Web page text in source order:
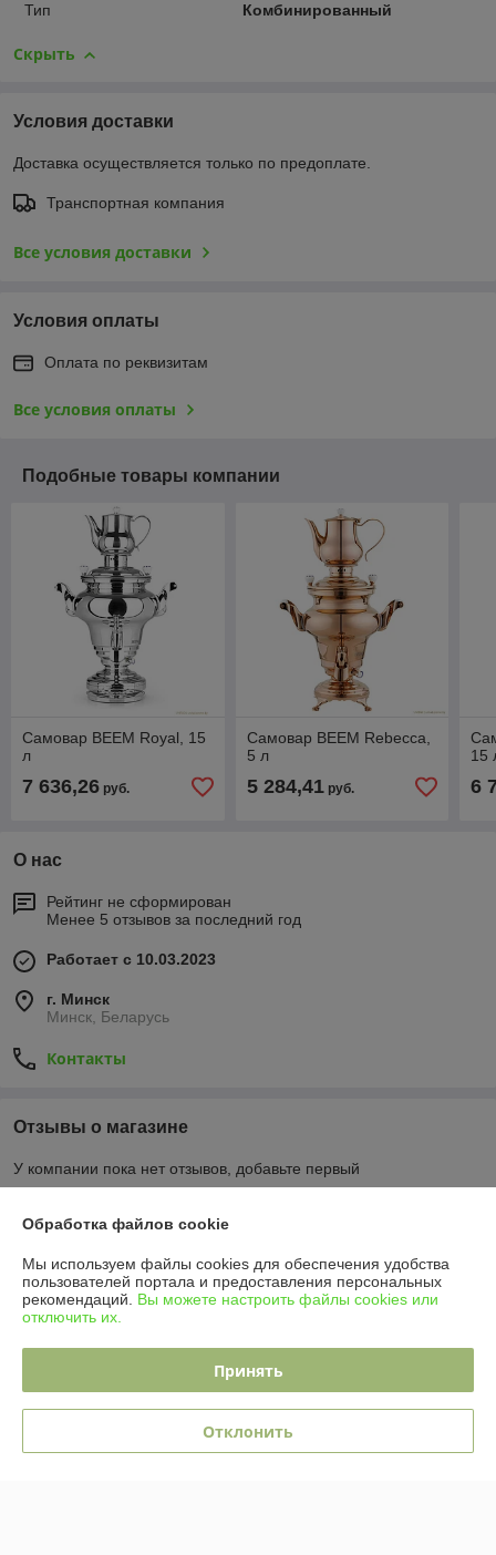
Тип Комбинированный
Скрыть
Условия доставки
Доставка осуществляется только по предоплате.
Транспортная компания
Все условия доставки
Условия оплаты
Оплата по реквизитам
Все условия оплаты
Подобные товары компании
Самовар BEEM Royal, 15
л
7 636,26 руб.
Самовар BEEM Rebecca,
5 л
5 284,41руб.
15
6
О нас
Рейтинг не сформирован
Менее 5 отзывов за последний год
Работает с 10.03.2023
г. Минск
Минск, Беларусь
Контакты
Отзывы о магазине
У компании пока нет отзывов, добавьте первый
О нас
Контакты
Полная версия сайта
Политика обработки cookies
Обработка файлов cookie
Мы используем файлы cookies для обеспечения удобства
пользователей портала и предоставления персональных
рекомендаций. Вы можете настроить файлы cookies или
отключить их.
Принять
Отклонить